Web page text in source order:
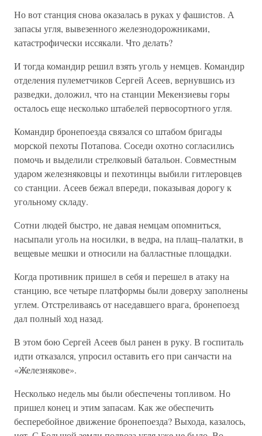
Но вот станция снова оказалась в руках у фашистов. А
запасы угля, вывезенного железнодорожниками,
катастрофически иссякали. Что делать?
И тогда командир решил взять уголь у немцев. Командир
отделения пулеметчиков Сергей Асеев, вернувшись из
разведки, доложил, что на станции Мекензиевы горы
осталось еще несколько штабелей первосортного угля.
Командир бронепоезда связался со штабом бригады
морской пехоты Потапова. Соседи охотно согласились
помочь и выделили стрелковый батальон. Совместным
ударом железняковцы и пехотинцы выбили гитлеровцев
со станции. Асеев бежал впереди, показывая дорогу к
угольному складу.
Сотни людей быстро, не давая немцам опомниться,
насыпали уголь на носилки, в ведра, на плащ–палатки, в
вещевые мешки и относили на балластные площадки.
Когда противник пришел в себя и перешел в атаку на
станцию, все четыре платформы были доверху заполнены
углем. Отстреливаясь от наседавшего врага, бронепоезд
дал полный ход назад.
В этом бою Сергей Асеев был ранен в руку. В госпиталь
идти отказался, упросил оставить его при санчасти на
«Железнякове».
Несколько недель мы были обеспечены топливом. Но
пришел конец и этим запасам. Как же обеспечить
бесперебойное движение бронепоезда? Выхода, казалось,